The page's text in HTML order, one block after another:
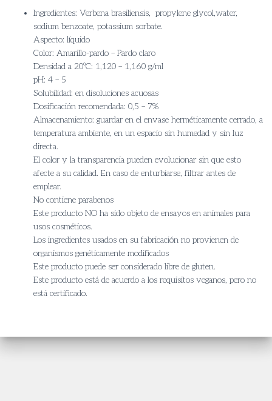
Ingredientes: Verbena brasiliensis, propylene glycol,water,
sodium benzoate, potassium sorbate.
Aspecto: líquido
Color: Amarillo-pardo – Pardo claro
Densidad a 20ºC: 1,120 – 1,160 g/ml
pH: 4 – 5
Solubilidad: en disoluciones acuosas
Dosificación recomendada: 0,5 – 7%
Almacenamiento: guardar en el envase herméticamente cerrado, a
temperatura ambiente, en un espacio sin humedad y sin luz
directa.
El color y la transparencia pueden evolucionar sin que esto
afecte a su calidad. En caso de enturbiarse, filtrar antes de
emplear.
No contiene parabenos
Este producto NO ha sido objeto de ensayos en animales para
usos cosméticos.
Los ingredientes usados en su fabricación no provienen de
organismos genéticamente modificados
Este producto puede ser considerado libre de gluten.
Este producto está de acuerdo a los requisitos veganos, pero no
está certificado.